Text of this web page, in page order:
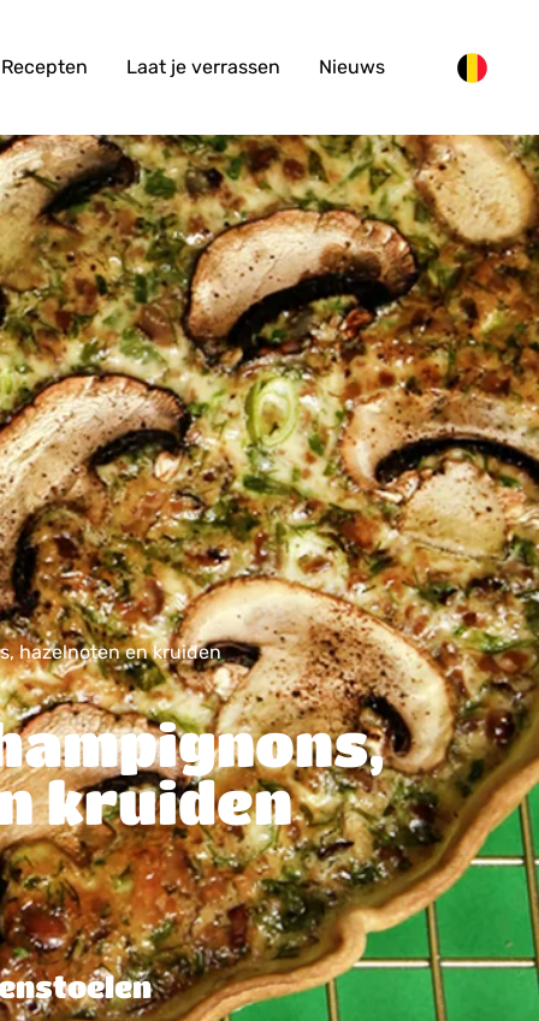
Recepten Laat je verrassen Nieuws
hazelnoten en kruiden
kruiden